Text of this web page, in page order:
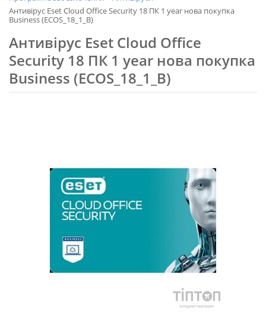
Антивірус Eset Cloud Office Security 18 ПК 1 year нова покупка
Business (ECOS_18_1_B)
Антивірус Eset Cloud Office
Security 18 ПК 1 year нова покупка
Business (ECOS_18_1_B)